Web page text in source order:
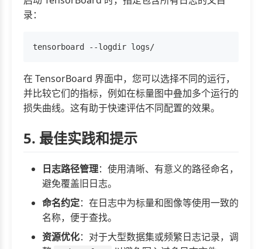
录：
在 TensorBoard 界面中，您可以选择不同的运行，
并比较它们的指标，例如在标量图中叠加多个运行的
损失曲线。这有助于快速评估不同配置的效果。
5. 最佳实践和提示
日志路径管理：使用清晰、有意义的路径命名，
避免覆盖旧日志。
命名约定：在日志中为标量和图像等使用一致的
名称，便于查找。
资源优化：对于大型数据集或频繁日志记录，调